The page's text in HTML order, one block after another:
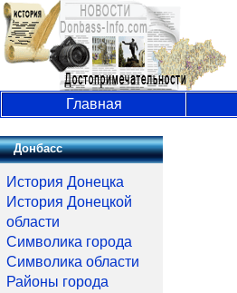
Главная
Донбасс
История Донецка
История Донецкой
области
Символика города
Символика области
Районы города